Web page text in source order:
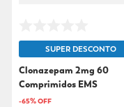
SUPER DESCONTO
Clonazepam 2mg 60
Comprimidos EMS
-65% OFF